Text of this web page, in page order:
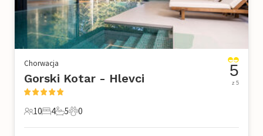
Chorwacja
Gorski Kotar - Hlevci
10 Goście
10
4 Sypialnie
4
5 Łazienki
5
0 Zwierzęta domowe
0
5
z 5